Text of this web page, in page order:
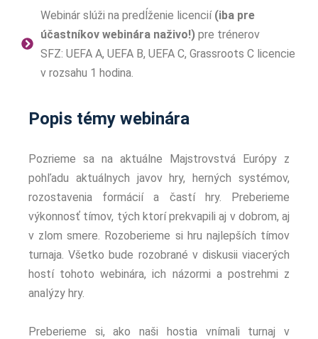
Webinár slúži na predĺženie licencií (iba pre
účastníkov webinára naživo!) pre trénerov
SFZ: UEFA A, UEFA B, UEFA C, Grassroots C licencie
v rozsahu 1 hodina.
Popis témy webinára
Pozrieme sa na aktuálne Majstrovstvá Európy z
pohľadu aktuálnych javov hry, herných systémov,
rozostavenia formácií a častí hry. Preberieme
výkonnosť tímov, tých ktorí prekvapili aj v dobrom, aj
v zlom smere. Rozoberieme si hru najlepších tímov
turnaja. Všetko bude rozobrané v diskusii viacerých
hostí tohoto webinára, ich názormi a postrehmi z
analýzy hry.
Preberieme si, ako naši hostia vnímali turnaj v